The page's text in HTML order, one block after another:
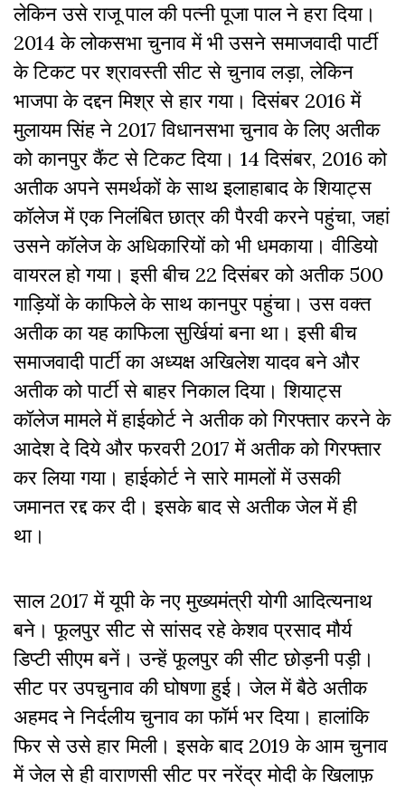
लेकिन उसे राजू पाल की पत्नी पूजा पाल ने हरा दिया।
2014 के लोकसभा चुनाव में भी उसने समाजवादी पार्टी
के टिकट पर श्रावस्ती सीट से चुनाव लड़ा, लेकिन
भाजपा के दद्दन मिश्र से हार गया। दिसंबर 2016 में
मुलायम सिंह ने 2017 विधानसभा चुनाव के लिए अतीक
को कानपुर कैंट से टिकट दिया। 14 दिसंबर, 2016 को
अतीक अपने समर्थकों के साथ इलाहाबाद के शियाट्स
कॉलेज में एक निलंबित छात्र की पैरवी करने पहुंचा, जहां
उसने कॉलेज के अधिकारियों को भी धमकाया। वीडियो
वायरल हो गया।इसी बीच 22 दिसंबर को अतीक 500
गाड़ियों के काफिले के साथ कानपुर पहुंचा। उस वक्त
अतीक का यह काफिला सुर्खियां बना था। इसी बीच
समाजवादी पार्टी का अध्यक्ष अखिलेश यादव बने और
अतीक को पार्टी से बाहर निकाल दिया। शियाट्स
कॉलेज मामले में हाईकोर्ट ने अतीक को गिरफ्तार करने के
आदेश दे दिये और फरवरी 2017 में अतीक को गिरफ्तार
कर लिया गया। हाईकोर्ट ने सारे मामलों में उसकी
जमानत रद्द कर दी। इसके बाद से अतीक जेल में ही
था।
साल 2017 में यूपी के नए मुख्यमंत्री योगी आदित्यनाथ
बने। फूलपुर सीट से सांसद रहे केशव प्रसाद मौर्य
डिप्टी सीएम बनें। उन्हें फूलपुर की सीट छोड़नी पड़ी।
सीट पर उपचुनाव की घोषणा हुई। जेल में बैठे अतीक
अहमद ने निर्दलीय चुनाव का फॉर्म भर दिया। हालांकि
फिर से उसे हार मिली। इसके बाद 2019 के आम चुनाव
में जेल से ही वाराणसी सीट पर नरेंद्र मोदी के खिलाफ़